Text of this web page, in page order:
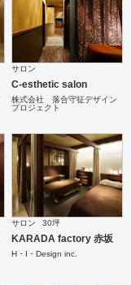
サロン
C-esthetic salon
株式会社 落合守征デザイン
プロジェクト
サロン 30坪
KARADA factory 赤坂
H・I・Design inc.